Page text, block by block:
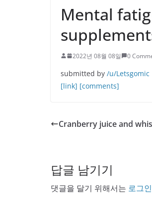
Mental
2022년 08월 08일 0
submitted by /u/Letsgomic
[link] [comments]
Cranberry juice and
답글 남기기
댓글을 달기 위해서는 로그인